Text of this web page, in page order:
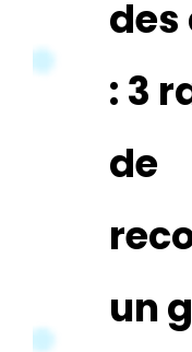
des
: 3
de
un